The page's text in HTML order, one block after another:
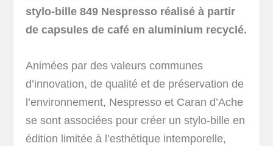
stylo-bille 849 Nespresso réalisé à partir
de capsules de café en aluminium recyclé.
Animées par des valeurs communes
d’innovation, de qualité et de préservation de
l’environnement, Nespresso et Caran d’Ache
se sont associées pour créer un stylo-bille en
édition limitée à l’esthétique intemporelle,